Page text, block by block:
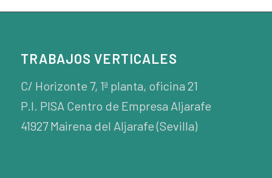
TRABAJOS VERTICALES
C/ Horizonte 7, 1ª planta, oficina 21
P.I. PISA Centro de Empresa Aljarafe
41927 Mairena del Aljarafe (Sevilla)